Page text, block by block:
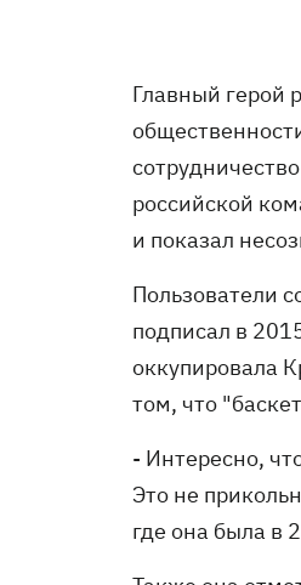
Главный герой
российской
и показал
Пользователи
подписал в
оккупировала
том, что
- Интересно,
Это не
где она была в